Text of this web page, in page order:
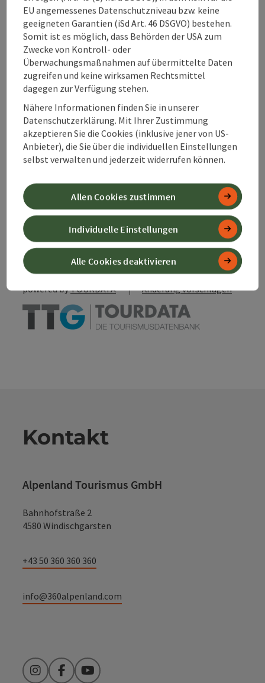
Anreise/Lage
Preise
Eignung
Barrierefreiheit
Beitrag merken
zum Merkzettel
Beitrag drucken
In der Nähe
powered byTOURDATA Änderung vorschlagen
Kontakt
Alpenland Tourismus GmbH
Bahnhofstraße 2
4580 Windischgarsten
+43 50 360 360 360
info@360alpenland.com
InstagramFacebookYouTube
EU angemessenes Datenschutzniveau bzw. keine
geeigneten Garantien (iSd Art. 46 DSGVO) bestehen.
Somit ist es möglich, dass Behörden der USA zum
Zwecke von Kontroll- oder
Überwachungsmaßnahmen auf übermittelte Daten
zugreifen und keine wirksamen Rechtsmittel
dagegen zur Verfügung stehen.
Nähere Informationen finden Sie in unserer
Datenschutzerklärung. Mit Ihrer Zustimmung
akzeptieren Sie die Cookies (inklusive jener von US-
Anbieter), die Sie über die individuellen Einstellungen
selbst verwalten und jederzeit widerrufen können.
Alle Cookies deaktivieren
Individuelle Einstellungen
Allen Cookies zustimmen